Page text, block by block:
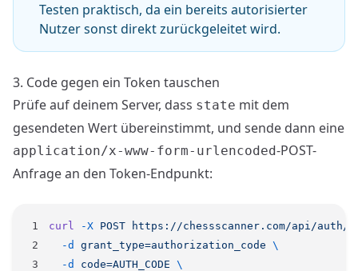
Testen praktisch, da ein bereits autorisierter
Nutzer sonst direkt zurückgeleitet wird.
3. Code gegen ein Token tauschen
Prüfe auf deinem Server, dass state mit dem
gesendeten Wert übereinstimmt, und sende dann eine
application/x-www-form-urlencoded-POST-
Anfrage an den Token-Endpunkt:
curl -X POST https://chessscanner.com/api/auth/
  -d
grant_type=authorization_code \
  -d
code=AUTH_CODE \